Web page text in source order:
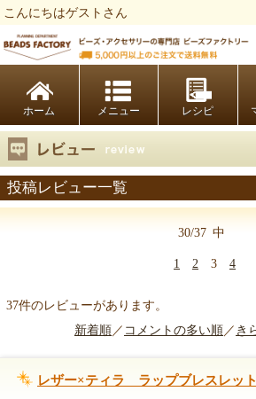
こんにちはゲストさん
ホーム レシピ
投稿レビュー一覧
30/37 中
1 2 3 4
37件のレビューがあります。
新着順／ コメントの多い順／ き
レザー×ティラ ラップブレスレット